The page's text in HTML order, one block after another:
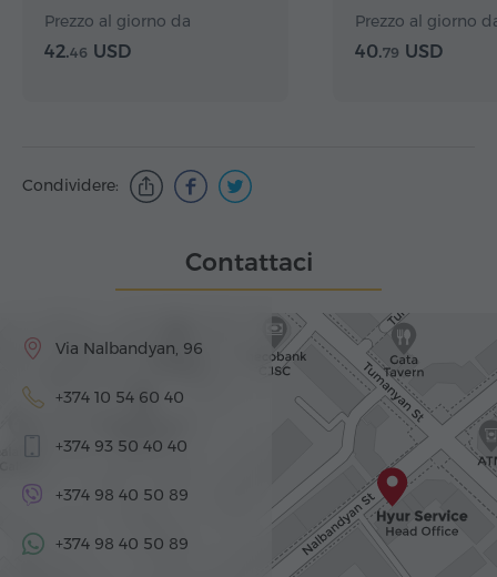
Prezzo al giorno da
42.46 USD
Prezzo al giorno
40.79 USD
Condividere:
Contattaci
Via Nalbandyan, 96
+374 10 54 60 40
+374 93 50 40 40
+374 98 40 50 89
+374 98 40 50 89